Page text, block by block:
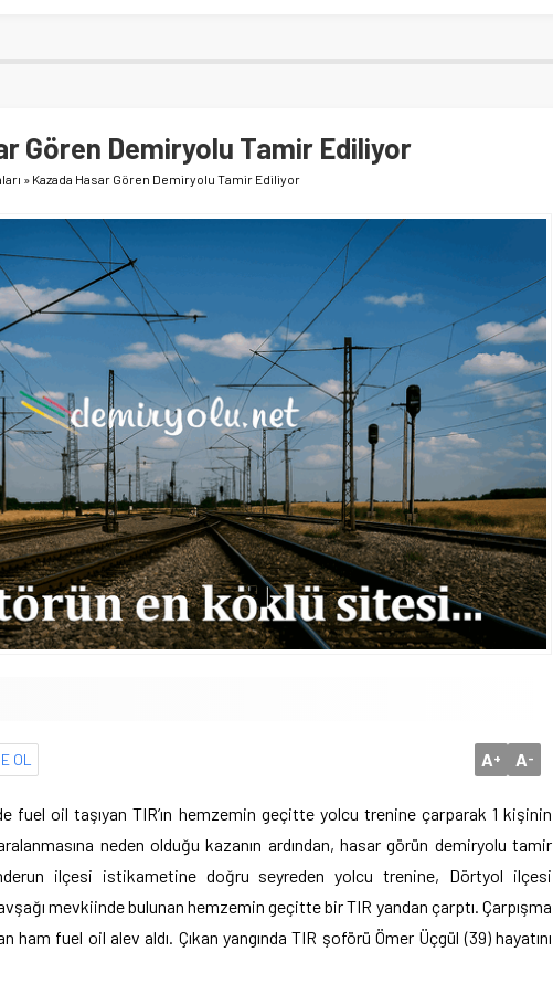
Gören Demiryolu Tamir Ediliyor
» Kazada Hasar Gören Demiryolu Tamir Ediliyor
OL A+ A-
fuel oil taşıyan TIR’ın hemzemin geçitte yolcu trenine çarparak 1 kişinin
neden olduğu kazanın ardından, hasar görün demiryolu tamir
ilçesi istikametine doğru seyreden yolcu trenine, Dörtyol ilçesi
mevkiinde bulunan hemzemin geçitte bir TIR yandan çarptı. Çarpışma
ham fuel oil alev aldı. Çıkan yangında TIR şoförü Ömer Üçgül (39) hayatını